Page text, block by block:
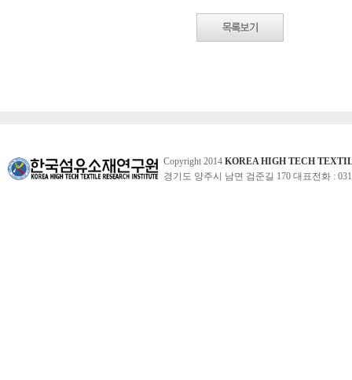
Copyright 2014 KOREA HIGH TECH
경기도 양주시 남면 검준길 170 대표전화 :